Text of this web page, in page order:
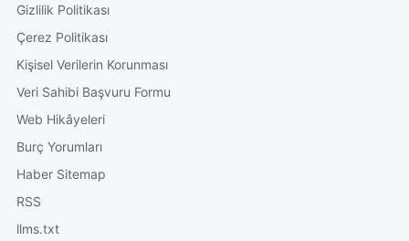
Gizlilik Politikası
Çerez Politikası
Kişisel Verilerin Korunması
Veri Sahibi Başvuru Formu
Web Hikâyeleri
Burç Yorumları
Haber Sitemap
RSS
llms.txt